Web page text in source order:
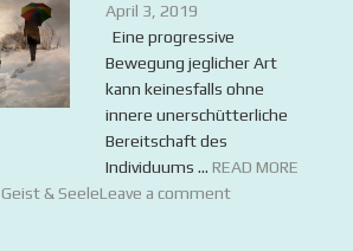
April 3, 2019
Eine progressive
Bewegung jeglicher Art
kann keinesfalls ohne
innere unerschütterliche
Bereitschaft des
Individuums ... READ MORE
Geist & SeeleLeave a comment